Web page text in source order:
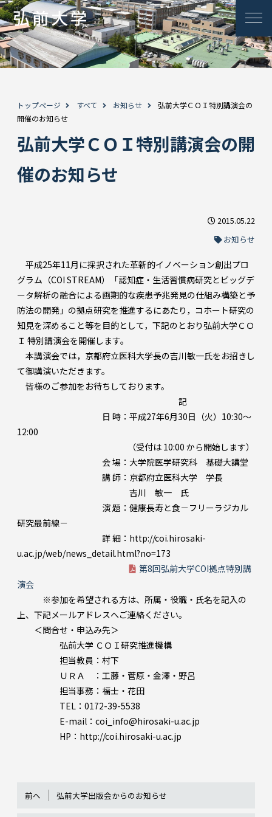
トップページ すべて お知らせ
弘前大学ＣＯＩ特別講演会の
開催のお知らせ
弘前大学ＣＯＩ特別講演会の開
催のお知らせ
2015.05.22
お知らせ
平成25年11月に採択された革新的イノベーション創出プロ
グラム（COI STREAM）「認知症・生活習慣病研究とビッグデ
ータ解析の融合による画期的な疾患予兆発見の仕組み構築と予
防法の開発」の拠点研究を推進するにあたり，コホート研究の
知見を深めること等を目的として，下記のとおり弘前大学ＣＯ
Ｉ 特別講演会を開催します。
本講演会では，京都府立医科大学長の吉川敏一氏をお招きし
て御講演いただきます。
皆様のご参加をお待ちしております。
記
日 時：平成27年6月30日（火）10:30～
12:00
（受付は 10:00 から開始します）
会 場：大学院医学研究科 基礎大講堂
講 師：京都府立医科大学 学長
吉川 敏一 氏
演 題：健康長寿と食－フリーラジカル
研究最前線－
詳 細：http://coi.hirosaki-
u.ac.jp/web/news_detail.html?no=173
第8回弘前大学COI拠点特別講
演会
※参加を希望される方は、所属・役職・氏名を記入の
上、下記メールアドレスへご連絡ください。
＜問合せ・申込み先＞
弘前大学 ＣＯＩ研究推進機構
担当教員：村下
ＵＲＡ ：工藤・菅原・金澤・野呂
担当事務：福士・花田
TEL：0172-39-5538
E-mail：coi_info@hirosaki-u.ac.jp
HP：http://coi.hirosaki-u.ac.jp
前へ 弘前大学出版会からのお知らせ